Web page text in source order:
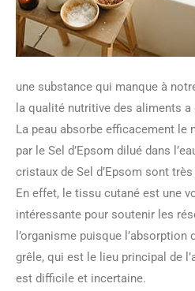
une substance qui manque à
la qualité nutritive des aliments
La peau absorbe efficacement le
par le Sel d’Epsom dilué dans
cristaux de Sel d’Epsom sont
En effet, le tissu cutané est une
intéressante pour soutenir les
l’organisme puisque
grêle, qui est le lieu principal de
est difficile et incertaine.